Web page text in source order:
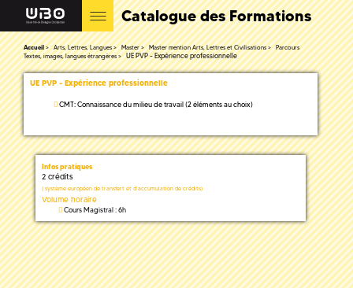
Catalogue des Formations
Accueil Arts, Lettres, Langues Master Master mention Arts, Lettres et Civilisations
Parcours
Textes, images, langues étrangères
UE PVP - Expérience professionnelle
UE PVP - Expérience professionnelle
CMT: Connaissance du milieu de travail (2 éléments au choix)
Infos pratiques
2 crédits
( système européen de transfert et d'accumulation de crédits)
Volume horaire
Cours Magistral : 6h